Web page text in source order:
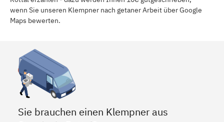
wenn Sie unseren Klempner nach getaner Arbeit über Google
Maps bewerten.
Sie brauchen einen Klempner aus